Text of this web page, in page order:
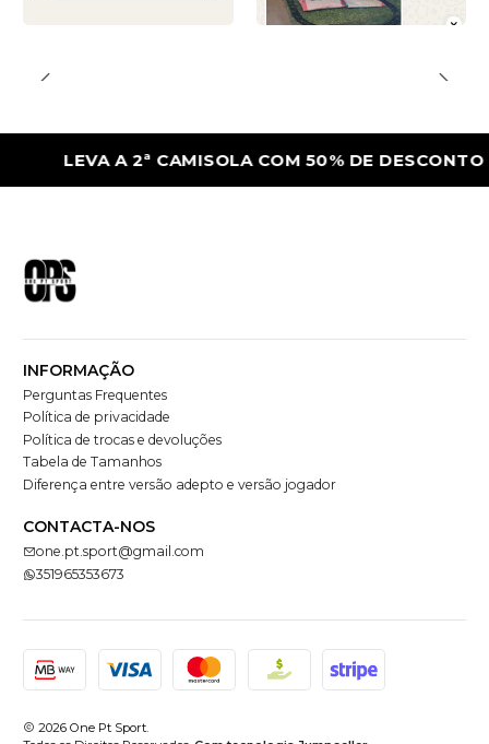
LEVA A 2ª CAMISOLA COM 50% DE DESCONTO
INFORMAÇÃO
Perguntas Frequentes
Política de privacidade
Política de trocas e devoluções
Tabela de Tamanhos
Diferença entre versão adepto e versão jogador
CONTACTA-NOS
one.pt.sport@gmail.com
351965353673
2026 One Pt Sport.